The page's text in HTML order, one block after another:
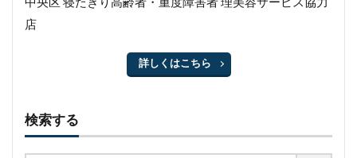
店
詳しくはこちら
検索する